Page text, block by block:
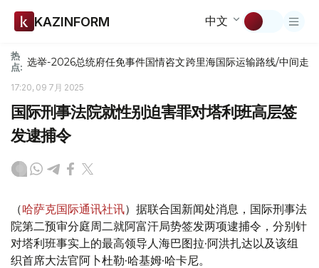
KAZINFORM 中文
热
点: 选举-2026总统府任免事件国情咨文跨里海国际运输路线/中间走廊
17:20, 09 7月 2025
国际刑事法院就性别迫害罪对塔利班高层签
发逮捕令
（哈萨克国际通讯社讯）据联合国新闻处消息，国际刑事法
院第二预审分庭周二就阿富汗局势签发两项逮捕令，分别针
对塔利班事实上的最高领导人海巴图拉·阿洪扎达以及该组
织首席大法官阿卜杜勒·哈基姆·哈卡尼。